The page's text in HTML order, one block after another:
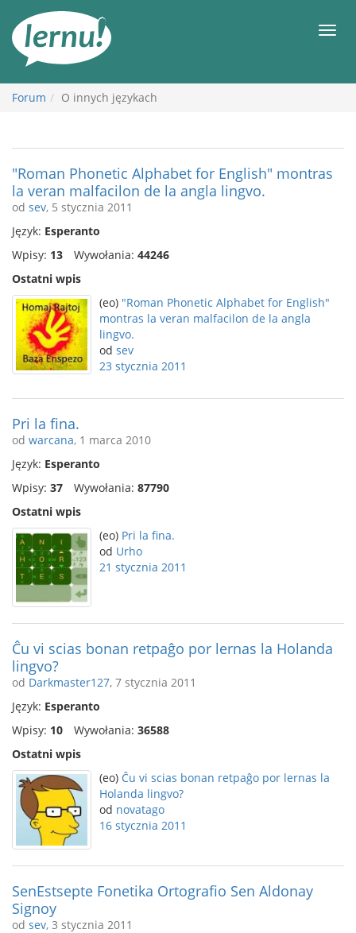
Forum O innych językach
"Roman Phonetic Alphabet for English" montras
la veran malfacilon de la angla lingvo.
od sev, 5 stycznia 2011
Język: Esperanto
Wpisy: 13 Wywołania: 44246
Ostatni wpis
(eo) "Roman Phonetic Alphabet for English"
montras la veran malfacilon de la angla
lingvo.
od sev
23 stycznia 2011
Pri la fina.
od warcana, 1 marca 2010
Język: Esperanto
Wpisy: 37 Wywołania: 87790
Ostatni wpis
(eo) Pri la fina.
od Urho
21 stycznia 2011
Ĉu vi scias bonan retpaĝo por lernas la Holanda
lingvo?
od Darkmaster127, 7 stycznia 2011
Język: Esperanto
Wpisy: 10 Wywołania: 36588
Ostatni wpis
(eo) Ĉu vi scias bonan retpaĝo por lernas la
Holanda lingvo?
od novatago
16 stycznia 2011
SenEstsepte Fonetika Ortografio Sen Aldonay
Signoy
od sev, 3 stycznia 2011